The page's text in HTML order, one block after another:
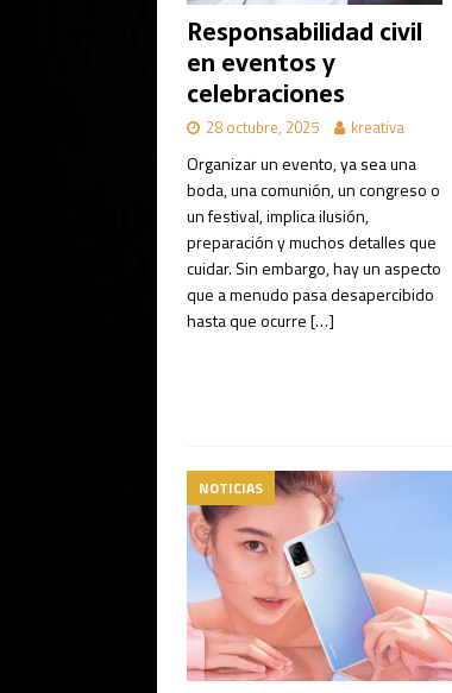
Responsabilidad civil
en eventos y
celebraciones
28 octubre, 2025 kreativa
Organizar un evento, ya sea una
boda, una comunión, un congreso o
un festival, implica ilusión,
preparación y muchos detalles que
cuidar. Sin embargo, hay un aspecto
que a menudo pasa desapercibido
hasta que ocurre[…]
NOTICIAS